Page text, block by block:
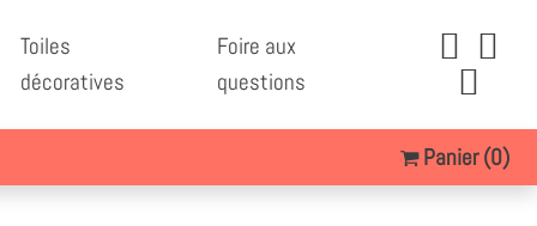
Toiles
décoratives
Foire aux
questions
Panier(0)